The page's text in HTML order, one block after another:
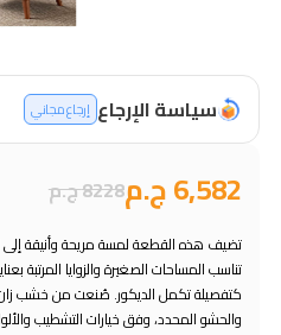
سياسة الإرجاع إرجاع مجاني
6,582 ج.م 8228 ج.م
تضيف هذه القطعة لمسة مريحة وأنيقة
تناسب المساحات الصغيرة والزوايا
كتفصيلة تكمل الديكور. صُنعت من خشب
والحشو المحدد، وفق خيارات التشطيب